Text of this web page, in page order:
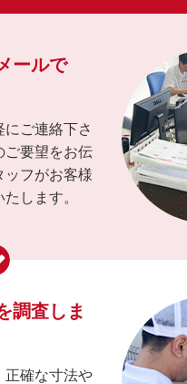
ールで
ご連絡下さ
ご要望をお伝
ッフがお客様
します。
調査しま
正確な寸法や